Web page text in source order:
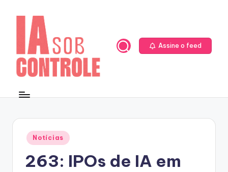
Assine o feed
Posted
in
Notícias
263: IPOs de IA em